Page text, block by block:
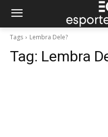
Tags Lembra Dele?
Tag: Lembra